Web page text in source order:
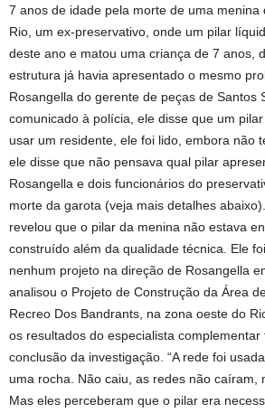
7 anos de idade pela morte de uma menina
Rio, um ex-preservativo, onde um pilar
deste ano e matou uma criança de 7 anos,
estrutura já havia apresentado o mesmo
Rosangella do gerente de peças de Santos
comunicado à polícia, ele disse que um
usar um residente, ele foi lido, embora não
ele disse que não pensava qual pilar
Rosangella e dois funcionários do
morte da garota (veja mais detalhes
revelou que o pilar da menina não estava
construído além da qualidade técnica. Ele
nenhum projeto na direção de Rosangella
analisou o Projeto de Construção da Área
Recreo Dos Bandrants, na zona oeste do
os resultados do especialista
conclusão da investigação. “A rede foi
uma rocha. Não caiu, as redes não caíram,
Mas eles perceberam que o pilar era